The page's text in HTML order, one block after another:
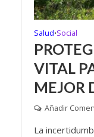
Salud•Social
VITAL
MEJOR
Añadir
La